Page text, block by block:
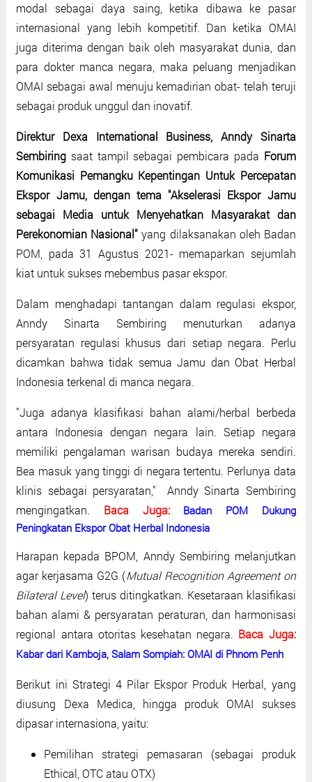
modal sebagai daya saing, ketika dibawa ke pasar
internasional yang lebih kompetitif. Dan ketika OMAI
juga diterima dengan baik oleh masyarakat dunia, dan
para dokter manca negara, maka peluang menjadikan
OMAI sebagai awal menuju kemadirian obat- telah teruji
sebagai produk unggul dan inovatif.
Direktur Dexa International Business, Anndy Sinarta
Sembiring saat tampil sebagai pembicara pada Forum
Komunikasi Pemangku Kepentingan Untuk Percepatan
Ekspor Jamu, dengan tema "Akselerasi Ekspor Jamu
sebagai Media untuk Menyehatkan Masyarakat dan
Perekonomian Nasional" yang dilaksanakan oleh Badan
POM, pada 31 Agustus 2021- memaparkan sejumlah
kiat untuk sukses mebembus pasar ekspor.
Dalam menghadapi tantangan dalam regulasi ekspor,
Anndy Sinarta Sembiring menuturkan adanya
persyaratan regulasi khusus dari setiap negara. Perlu
dicamkan bahwa tidak semua Jamu dan Obat Herbal
Indonesia terkenal di manca negara.
"Juga adanya klasifikasi bahan alami/herbal berbeda
antara Indonesia dengan negara lain. Setiap negara
memiliki pengalaman warisan budaya mereka sendiri.
Bea masuk yang tinggi di negara tertentu. Perlunya data
klinis sebagai persyaratan," Anndy Sinarta Sembiring
mengingatkan. Baca Juga:
Badan POM Dukung
Peningkatan Ekspor Obat Herbal Indonesia
Harapan kepada BPOM, Anndy Sembiring melanjutkan
agar kerjasama G2G (Mutual Recognition Agreement on
Bilateral Level) terus ditingkatkan. Kesetaraan klasifikasi
bahan alami & persyaratan peraturan, dan harmonisasi
regional antara otoritas kesehatan negara. Baca Juga:
Kabar dari Kamboja, Salam Sompiah: OMAI di Phnom Penh
Berikut ini Strategi 4 Pilar Ekspor Produk Herbal, yang
diusung Dexa Medica, hingga produk OMAI sukses
dipasar internasiona, yaitu:
Pemilihan strategi pemasaran (sebagai produk
Ethical, OTC atau OTX)